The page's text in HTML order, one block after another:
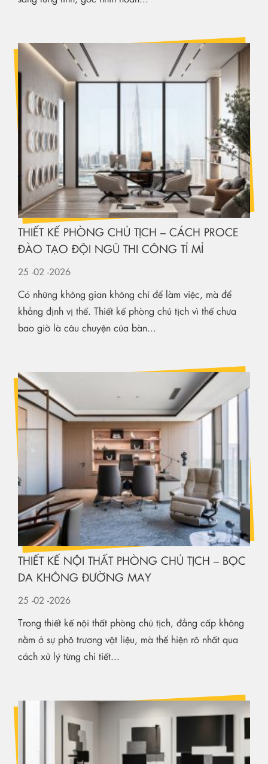
THIẾT KẾ PHÒNG CHỦ TỊCH – CÁCH PROCE
ĐÀO TẠO ĐỘI NGŨ THI CÔNG TỈ MỈ
25 -02 -2026
Có những không gian không chỉ để làm việc, mà để
khẳng định vị thế. Thiết kế phòng chủ tịch vì thế chưa
bao giờ là câu chuyện của bàn...
THIẾT KẾ NỘI THẤT PHÒNG CHỦ TỊCH – BỌC
DA KHÔNG ĐƯỜNG MAY
25 -02 -2026
Trong thiết kế nội thất phòng chủ tịch, đẳng cấp không
nằm ở sự phô trương vật liệu, mà thể hiện rõ nhất qua
cách xử lý từng chi tiết...